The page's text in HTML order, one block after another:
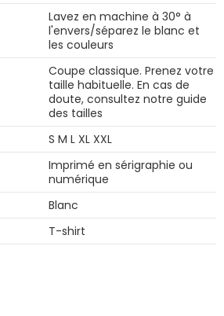
Lavez en machine à 30° à
l'envers/séparez le blanc et
les couleurs
Coupe classique. Prenez votre
taille habituelle. En cas de
doute, consultez notre guide
des tailles
S M L XL XXL
Imprimé en sérigraphie ou
numérique
Blanc
T-shirt